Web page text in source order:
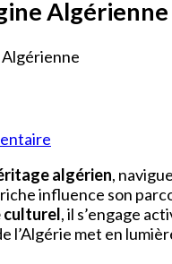
Algérienne
Origine
Algérienne
algérien,
influence son
culturel, il s’engage
l’Algérie met en